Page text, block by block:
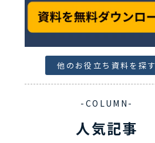
他のお役立ち資料を探す
-COLUMN-
人気記事